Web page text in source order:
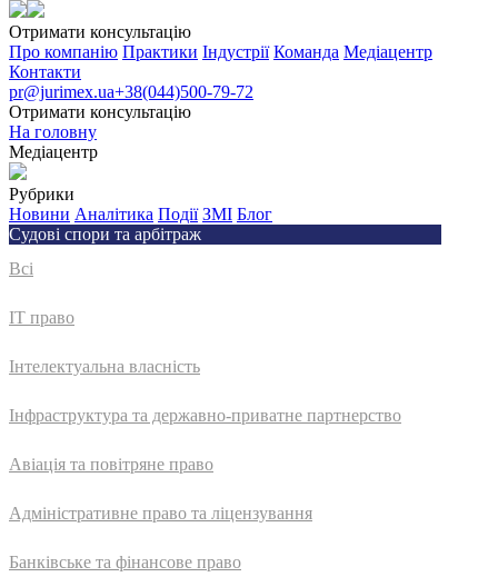
Отримати консультацію
Про компанію Практики Індустрії Команда Медіацентр
Контакти
pr@jurimex.ua+38(044)500-79-72
Отримати консультацію
На головну
Медіацентр
Рубрики
Новини Аналітика Події ЗМІ Блог
Судові спори та арбітраж
Всі
IT право
Інтелектуальна власність
Інфраструктура та державно-приватне партнерство
Авіація та повітряне право
Адмiнiстративне право та лiцензування
Банківське та фінансове право